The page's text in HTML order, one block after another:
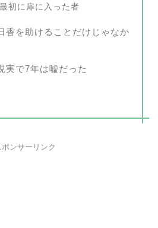
初に扉に入った者
香を助けることだけじゃなか
実で7年は嘘だった
ポンサーリンク